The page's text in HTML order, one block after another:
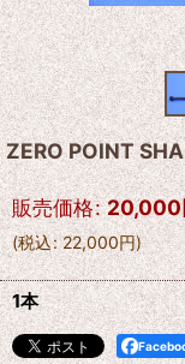
ZERO POINT
販売価格: 20,000
(税込: 22,000円)
1本